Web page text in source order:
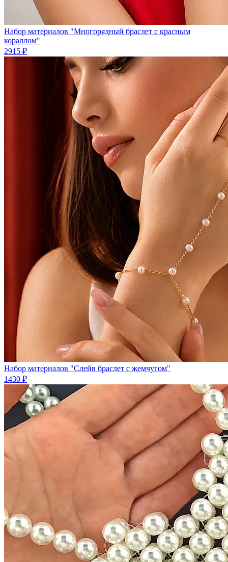
Набор материалов "Многорядный браслет с красным
кораллом"
2915 ₽
Набор материалов "Слейв браслет с жемчугом"
1430 ₽